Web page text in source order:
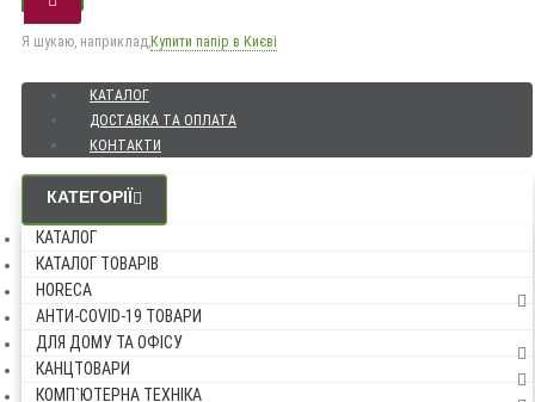
Я шукаю, наприклад, Купити папір в Києві
КАТАЛОГ
ДОСТАВКА ТА ОПЛАТА
КОНТАКТИ
КАТЕГОРІЇ
КАТАЛОГ
КАТАЛОГ ТОВАРІВ
HORECA
АНТИ-COVID-19 ТОВАРИ
ДЛЯ ДОМУ ТА ОФІСУ
КАНЦТОВАРИ
КОМП`ЮТЕРНА ТЕХНІКА